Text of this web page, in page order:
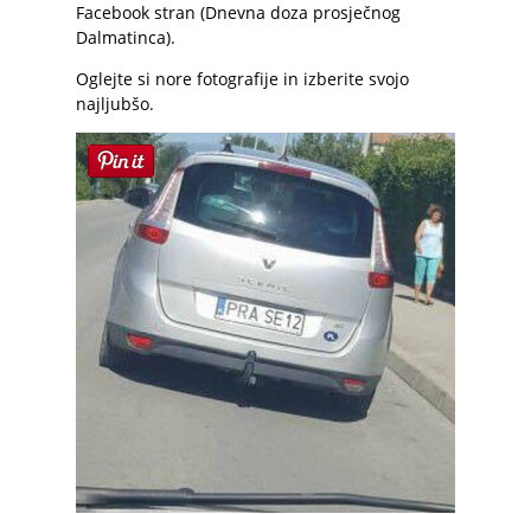
Facebook stran (Dnevna doza prosječnog
Dalmatinca).
Oglejte si nore fotografije in izberite svojo
najljubšo.